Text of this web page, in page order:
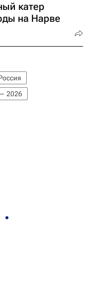
катер
на Нарве
2026